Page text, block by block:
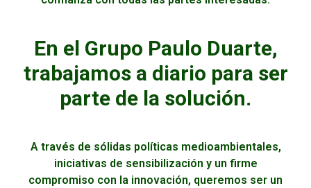
En el Grupo Paulo Duarte,
trabajamos a diario para ser
parte de la solución.
A través de sólidas políticas medioambientales,
iniciativas de sensibilización y un firme
compromiso con la innovación, queremos ser un